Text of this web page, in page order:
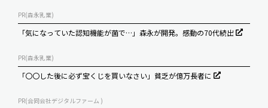
PR(森永乳業)
「気になっていた認知機能が菌で…」森永が開発。感動の70代続出
PR(森永乳業)
「〇〇した後に必ず宝くじを買いなさい」貧乏が億万長者に
PR(合同会社デジタルファーム )